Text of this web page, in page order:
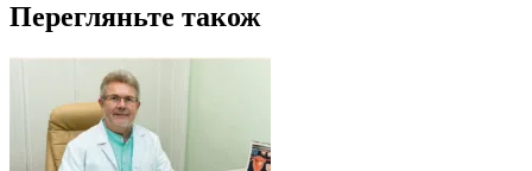
Перегляньте також